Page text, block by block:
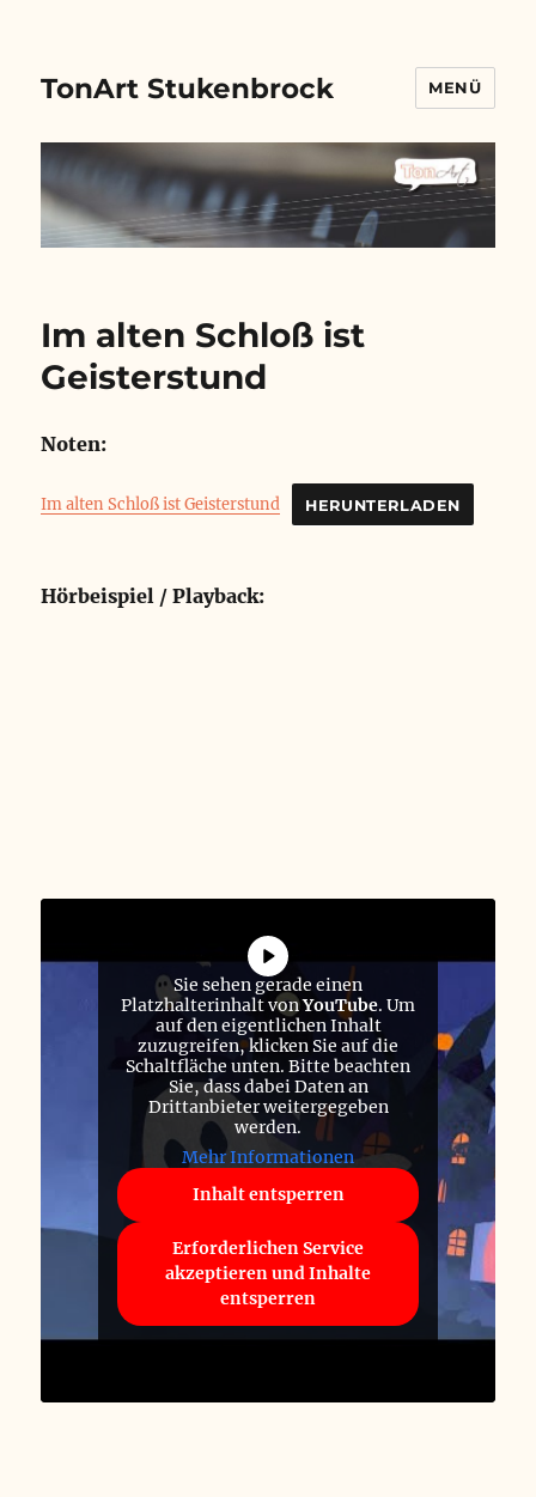
TonArt Stukenbrock MENÜ
Im alten Schloß ist
Geisterstund
Noten:
Im alten Schloß ist Geisterstund HERUNTERLADEN
Hörbeispiel / Playback:
Sie sehen gerade einen
Platzhalterinhalt vonYouTube. Um
auf den eigentlichen Inhalt
zuzugreifen, klicken Sie auf die
Schaltfläche unten. Bitte beachten
Sie, dass dabei Daten an
Drittanbieter weitergegeben
werden.
Mehr Informationen
Inhalt entsperren
Erforderlichen Service
akzeptieren und Inhalte
entsperren